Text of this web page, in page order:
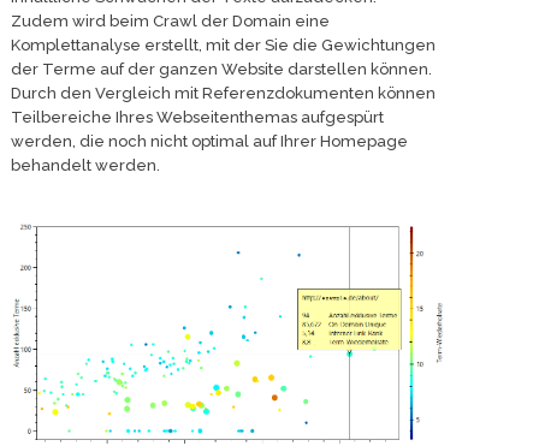
Zudem wird beim Crawl der Domain eine
Komplettanalyse erstellt, mit der Sie die Gewichtungen
der Terme auf der ganzen Website darstellen können.
Durch den Vergleich mit Referenzdokumenten können
Teilbereiche Ihres Webseitenthemas aufgespürt
werden, die noch nicht optimal auf Ihrer Homepage
behandelt werden.